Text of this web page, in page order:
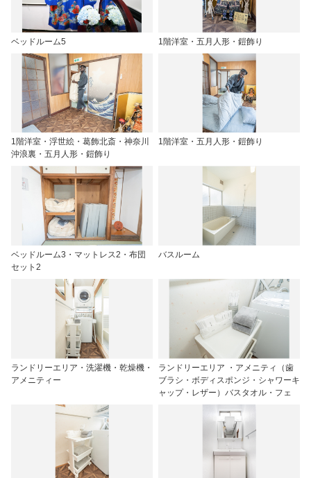
ベッドルーム5 1階洋室・五月人形・鎧飾り
1階洋室・浮世絵・葛飾北斎・神奈川
沖浪裏・五月人形・鎧飾り
1階洋室・五月人形・鎧飾り
ベッドルーム3・マットレス2・布団
セット2
バスルーム
ランドリーエリア・洗濯機・乾燥機・
アメニティー
ランドリーエリア ・アメニティ（歯
ブラシ・ボディスポンジ・シャワーキ
ャップ・レザー）バスタオル・フェ